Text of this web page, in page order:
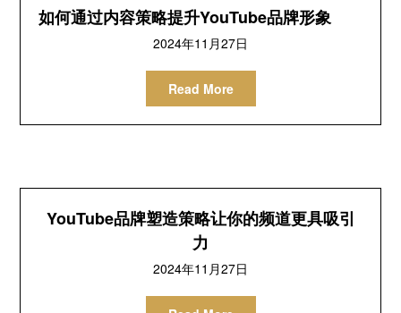
如何通过内容策略提升YouTube品牌形象
2024年11月27日
Read More
YouTube品牌塑造策略让你的频道更具吸引
力
2024年11月27日